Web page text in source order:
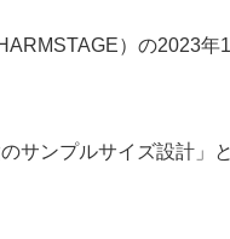
）の2023
サンプルサイズ設計」